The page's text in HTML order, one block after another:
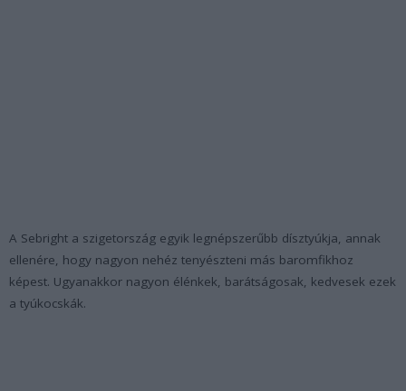
A Sebright a szigetország egyik legnépszerűbb dísztyúkja, annak
ellenére, hogy nagyon nehéz tenyészteni más baromfikhoz
képest. Ugyanakkor nagyon élénkek, barátságosak, kedvesek ezek
a tyúkocskák.